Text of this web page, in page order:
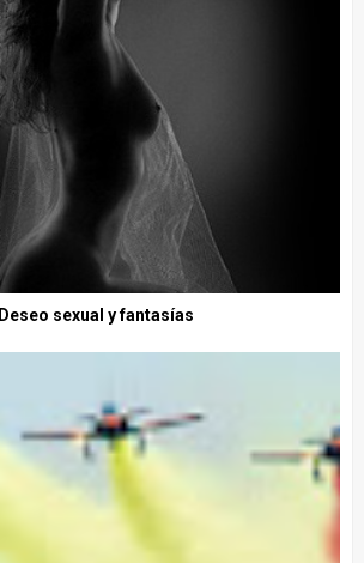
Deseo sexual y fantasías